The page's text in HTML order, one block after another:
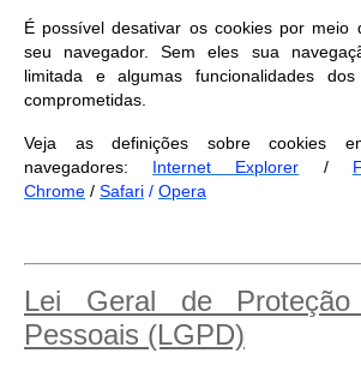
É possível desativar os cookies por meio
seu navegador. Sem eles sua
limitada e algumas funcionalidades
comprometidas.
Veja as definições sobre cookies
navegadores: Internet Explorer /
Chrome / Safari / Opera
Lei Geral de
Pessoais (LGPD)